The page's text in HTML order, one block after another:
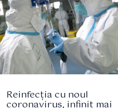
Reinfecția cu noul